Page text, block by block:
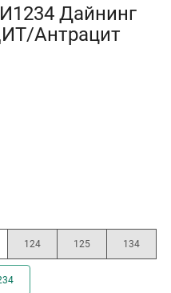
Дайнинг
Антрацит
124 125 134